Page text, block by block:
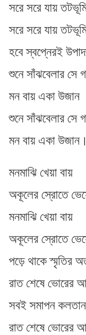
সরে সরে যায়
সরে সরে যায়
হবে স্বপ্নেরই
শুনে সাঁঝবেলার সে
মন বায় একা উজান
শুনে সাঁঝবেলার সে
মন বায় একা উজান।
মনমাঝি খেয়া বায়
অকূলের স্রোতে
মনমাঝি খেয়া বায়
অকূলের স্রোতে
পড়ে থাকে স্মৃতির
রাত শেষে ভোরের
সবই সমাপন কলতান
রাত শেষে ভোরের